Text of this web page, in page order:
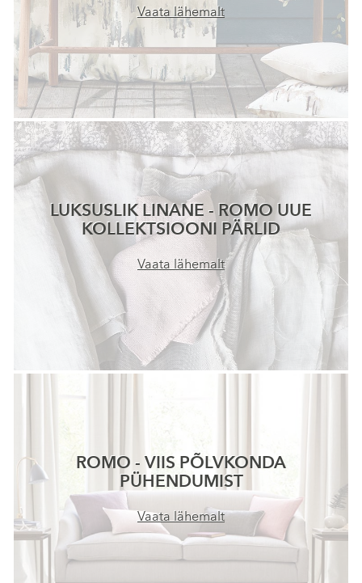
Vaata lähemalt
LUKSUSLIK LINANE - ROMO UUE
KOLLEKTSIOONI PÄRLID
Vaata lähemalt
ROMO - VIIS PÕLVKONDA
PÜHENDUMIST
Vaata lähemalt